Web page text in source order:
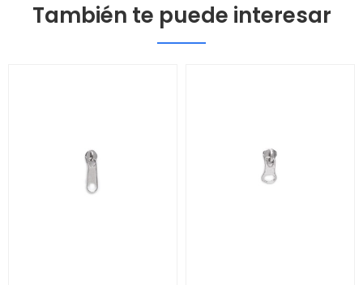
También te puede interesar